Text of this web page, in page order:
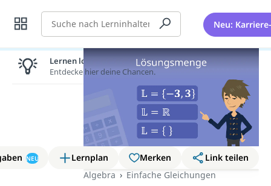
Suche Neu:
NEU Lernplan Merken
Link teilen
Algebra
Einfache Gleichungen
Lernen lohnt sich!
Entdecke hier deine Chancen.